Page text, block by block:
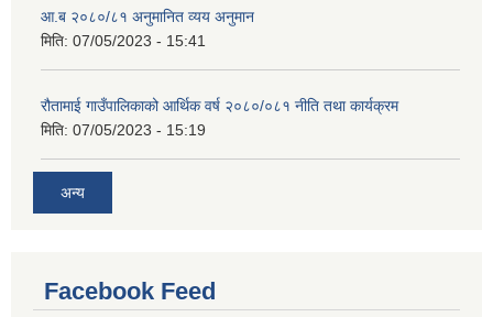
आ.ब २०८०/८१ अनुमानित व्यय अनुमान
मिति: 07/05/2023 - 15:41
रौतामाई गाउँपालिकाको आर्थिक वर्ष २०८०/०८१ नीति तथा कार्यक्रम
मिति: 07/05/2023 - 15:19
अन्य
Facebook Feed